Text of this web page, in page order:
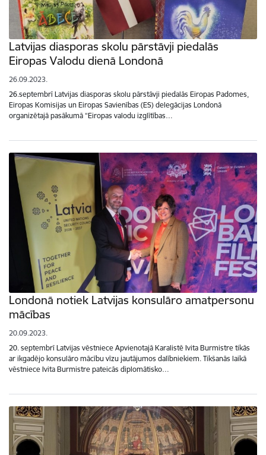
Latvijas diasporas skolu pārstāvji piedalās
Eiropas Valodu dienā Londonā
26.09.2023.
26.septembrī Latvijas diasporas skolu pārstāvji piedalās Eiropas Padomes,
Eiropas Komisijas un Eiropas Savienības (ES) delegācijas Londonā
organizētajā pasākumā “Eiropas valodu izglītības…
Londonā notiek Latvijas konsulāro amatpersonu
mācības
20.09.2023.
20. septembrī Latvijas vēstniece Apvienotajā Karalistē Ivita Burmistre tikās
ar ikgadējo konsulāro mācību vīzu jautājumos dalībniekiem. Tikšanās laikā
vēstniece Ivita Burmistre pateicās diplomātisko…